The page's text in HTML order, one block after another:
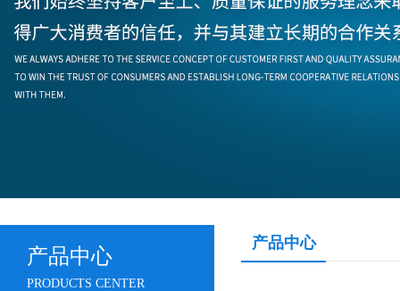
产品中心
PRODUCTS CENTER
产品中心